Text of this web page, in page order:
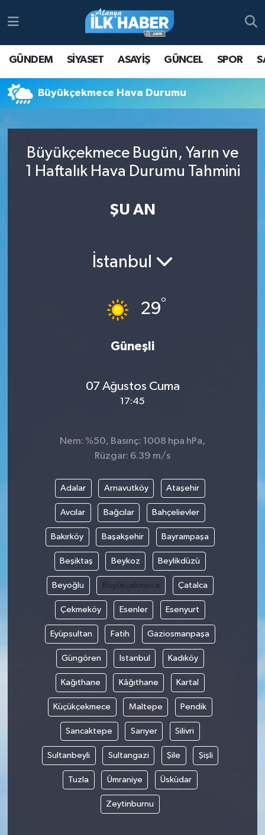
GÜNDEM SİYASET ASAYİŞ GÜNCEL SPOR
Büyükçekmece Hava Durumu
Büyükçekmece Bugün, Yarın ve
1 Haftalık Hava Durumu Tahmini
ŞU AN
İstanbul
29°
Güneşli
07 Ağustos Cuma
17:45
Nem: %50, Basınç: 1008 hpa hPa,
Rüzgar: 6.39 m/s
Adalar Arnavutköy Ataşehir
Avcılar Bağcılar Bahçelievler
Bakırköy Başakşehir Bayrampaşa
Beşiktaş Beykoz Beylikdüzü
Beyoğlu Büyükçekmece Çatalca
Çekmeköy Esenler Esenyurt
Eyüpsultan Fatih Gaziosmanpaşa
Güngören Istanbul Kadıköy
Kağıthane Kâğıthane Kartal
Küçükçekmece Maltepe Pendik
Sancaktepe Sarıyer Silivri
Sultanbeyli Sultangazi Şile Şişli
Tuzla Ümraniye Üsküdar
Zeytinburnu
Antalya Nöbetçi Eczaneler
Süper Lig Puan Durumu ve Fikstür